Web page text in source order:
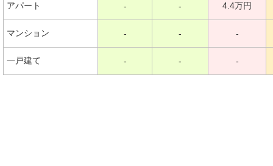
アパート - - 4.4万円
マンション - - -
一戸建て - - -